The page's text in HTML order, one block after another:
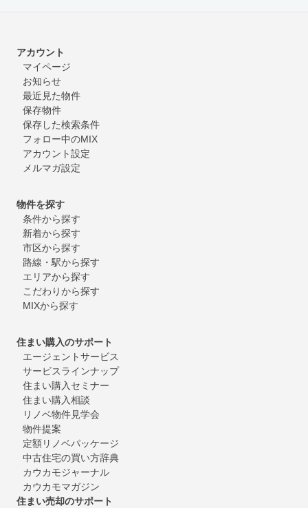
アカウント
マイページ
お知らせ
最近見た物件
保存物件
保存した検索条件
フォロー中のMIX
アカウント設定
メルマガ設定
物件を探す
条件から探す
新着から探す
市区から探す
路線・駅から探す
エリアから探す
こだわりから探す
MIXから探す
住まい購入のサポート
エージェントサービス
サービスラインナップ
住まい購入セミナー
住まい購入相談
リノベ物件見学会
物件提案
定額リノベパッケージ
中古住宅の買い方辞典
カウカモジャーナル
カウカモマガジン
住まい売却のサポート